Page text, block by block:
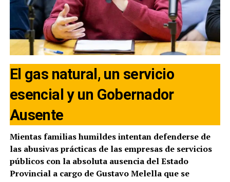
El gas natural, un servicio
esencial y un Gobernador
Ausente
Mientas familias humildes intentan defenderse de
las abusivas prácticas de las empresas de servicios
públicos con la absoluta ausencia del Estado
Provincial a cargo de Gustavo Melella que se